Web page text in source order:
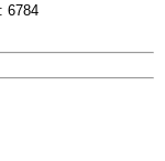
: 6784